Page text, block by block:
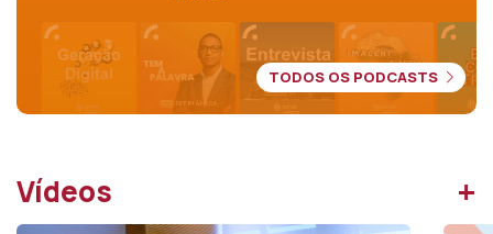
TODOS OS PODCASTS
Vídeos +